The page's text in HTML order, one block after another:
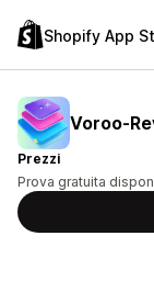
Shopify App
Prezzi
Prova gratuita